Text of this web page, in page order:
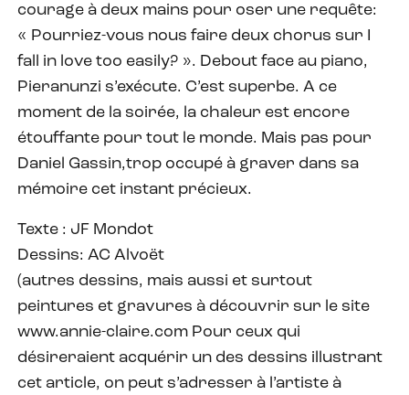
courage à deux mains pour oser une requête:
« Pourriez-vous nous faire deux chorus sur I
fall in love too easily? ». Debout face au piano,
Pieranunzi s’exécute. C’est superbe. A ce
moment de la soirée, la chaleur est encore
étouffante pour tout le monde. Mais pas pour
Daniel Gassin,trop occupé à graver dans sa
mémoire cet instant précieux.
Texte : JF Mondot
Dessins: AC Alvoët
(autres dessins, mais aussi et surtout
peintures et gravures à découvrir sur le site
www.annie-claire.com Pour ceux qui
désireraient acquérir un des dessins illustrant
cet article, on peut s’adresser à l’artiste à